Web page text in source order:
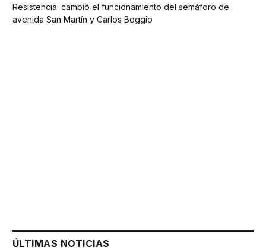
Resistencia: cambió el funcionamiento del semáforo de
avenida San Martín y Carlos Boggio
ÚLTIMAS NOTICIAS